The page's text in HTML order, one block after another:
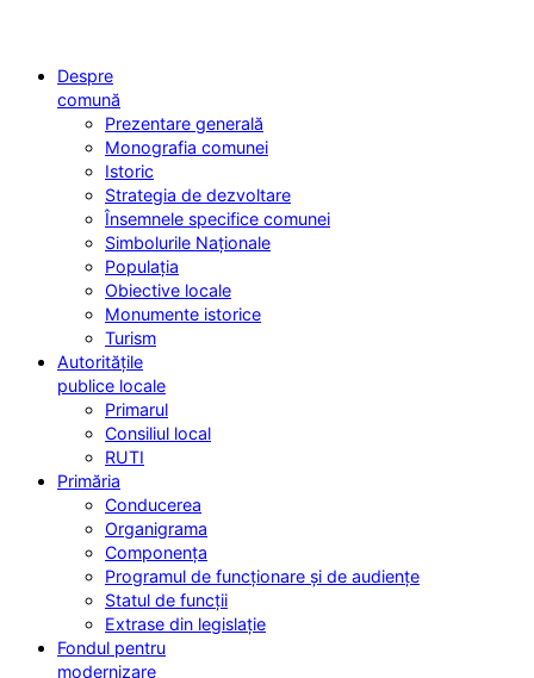
Despre
comună
Prezentare generală
Monografia comunei
Istoric
Strategia de dezvoltare
Însemnele specifice comunei
Simbolurile Naționale
Populația
Obiective locale
Monumente istorice
Turism
Autoritățile
publice locale
Primarul
Consiliul local
RUTI
Primăria
Conducerea
Organigrama
Componența
Programul de funcționare și de audiențe
Statul de funcții
Extrase din legislație
Fondul pentru
modernizare